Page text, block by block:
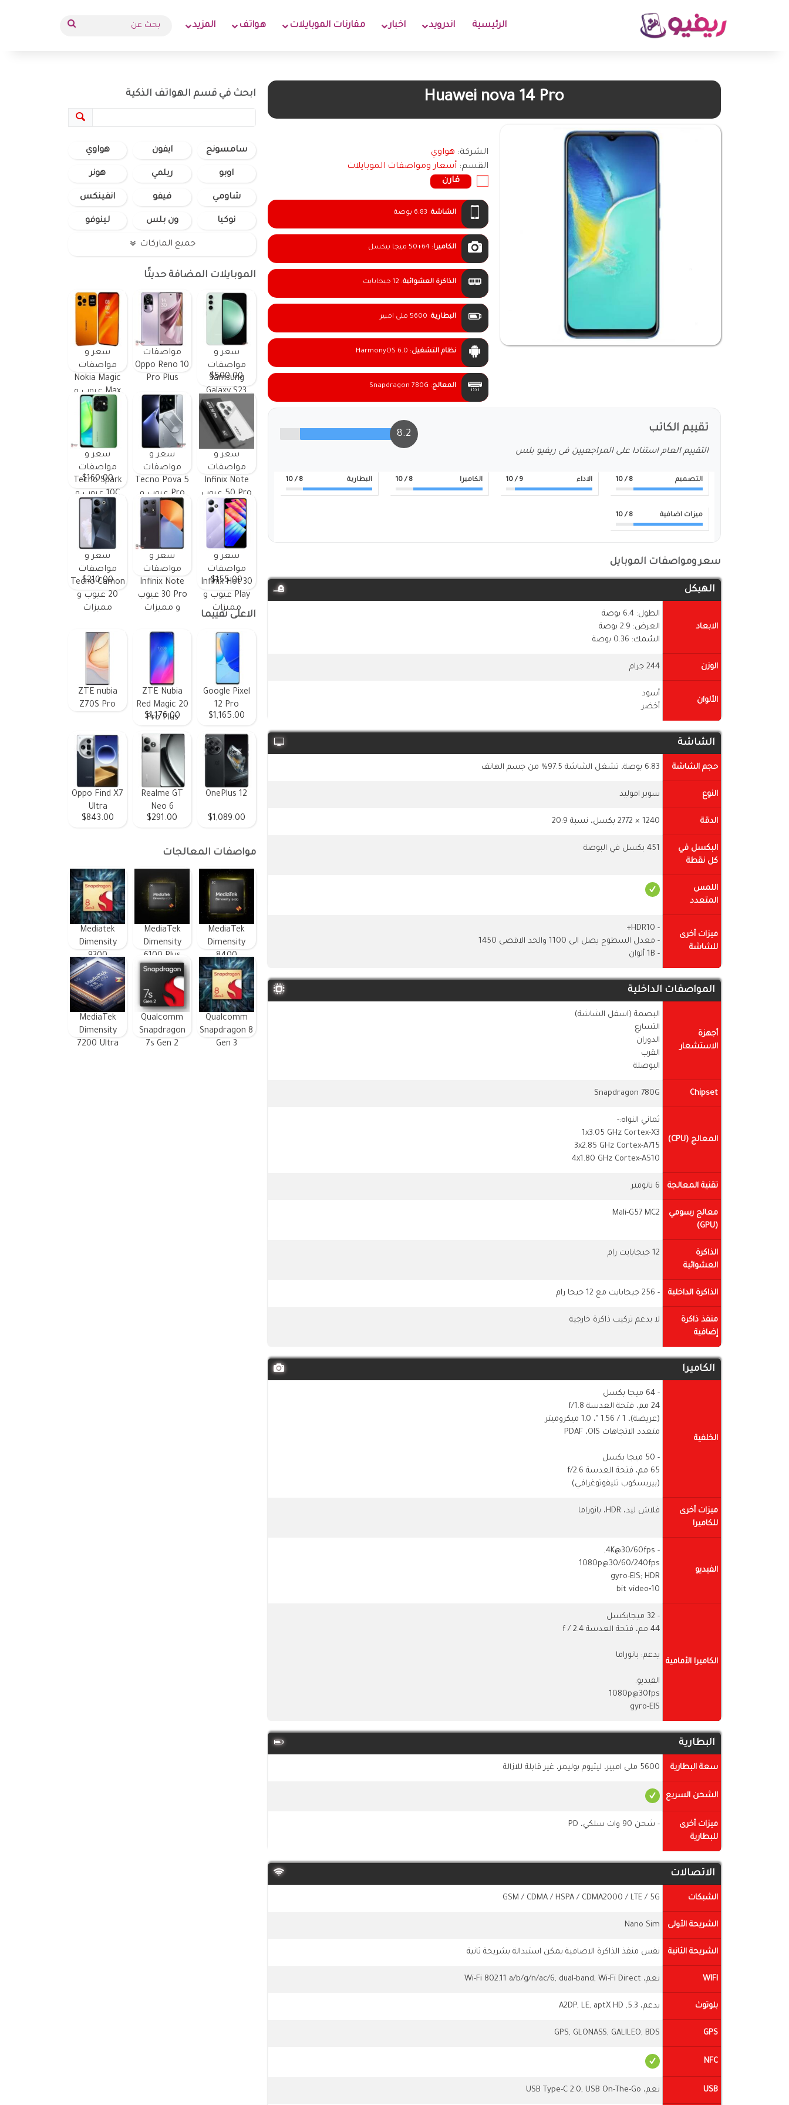
الرئيسية اندرويد اخبار مقارنات الموبايلات هواتف المزيد بحث
Huawei nova 14 Pro
الشركة: هواوي
القسم: أسعار ومواصفات الموبايلات
قارن
الشاشة: 6.83 بوصة
الكاميرا:50+64 ميجا بيكسل
الذاكرة العشوائية: 12 جيجابايت
البطارية: 5600 ملى امبير
نظام التشغيل:
HarmonyOS 6.0
المعالج:
Snapdragon 780G
تقييم الكاتب
التقييم العام استنادا على المراجعيين فى ريفيو بلس
8.2
التصميم 8
/ 10 الاداء 9
/ 10 الكاميرا 8
/ 10 البطارية 8
/ 10
ميزات اضافية 8
/ 10
سعر ومواصفات الموبايل
الهيكل
الابعاد
الطول: 6.4 بوصة
العرض: 2.9 بوصة
السُمك: 0.36 بوصة
الوزن 244 جرام
الألوان
أسود
أخضر
الشاشة
حجم الشاشة 6.83 بوصة، تشغل الشاشة 97.5% من جسم الهاتف
النوع سوبر اموليد
الدقة 1240 × 2772 بكسل، نسبة 20:9
البكسل في
كل نقطة
451 بكسل في البوصة
اللمس
المتعدد
ميزات أخرى
للشاشة
- HDR10+
- معدل السطوح يصل الى 1100 والحد الاقصى 1450
- 1B ألوان
المواصفات الداخلية
أجهزة
الاستشعار
البصمة (اسفل الشاشة)
التسارع
الدوران
القرب
البوصلة
Chipset
Snapdragon 780G
المعالج (CPU)
ثماني النواه:-
1x3.05 GHz Cortex-X3
3x2.85 GHz Cortex-A715
4x1.80 GHz Cortex-A510
تقنية المعالجة 6 نانومتر
معالج رسومي
(GPU)
Mali-G57 MC2
الذاكرة
العشوائية
12 جيجابايت رام
الذاكرة الداخلية - 256 جيجابايت مع 12 جيجا رام
منفذ ذاكرة
إضافية
لا يدعم تركيب ذاكرة خارجية
الكاميرا
الخلفية
- 64 ميجا بكسل
24 مم، فتحة العدسة f/1.8
(عريضة)، 1 / ​​1.56 "، 1.0 ميكروميتر
متعدد الاتجاهات PDAF ،OIS
- 50 ميجا بكسل
65 مم، فتحة العدسة f/2.6
(بيريسكوب تليفوتوغرافي)
ميزات أخرى
للكاميرا
فلاش ليد، HDR، بانوراما
الفيديو
- 4K@30/60fps,
1080p@30/60/240fps
gyro-EIS; HDR
10‑bit video
الكاميرا الأمامية
- 32 ميجابكسل
44 مم، فتحة العدسة f / 2.4
يدعم: بانوراما
الفيديو:
1080p@30fps
gyro-EIS
البطارية
سعة البطارية 5600 ملى امبير، ليثيوم بوليمر، غير قابلة للازالة
الشحن السريع
ميزات أخرى
للبطارية
- شحن 90 وات سلكي، PD
الاتصالات
الشبكات GSM / CDMA / HSPA / CDMA2000 / LTE / 5G
الشريحة الأولى Nano Sim
الشريحة الثانية نفس منفذ الذاكرة الاضافية يمكن استبدالة بشريحة ثانية
WIFI نعم، Wi-Fi 802.11 a/b/g/n/ac/6, dual-band, Wi-Fi Direct
بلوتوث يدعم، 5.3, A2DP, LE, aptX HD
GPS
GPS, GLONASS, GALILEO, BDS
NFC
USB نعم، USB Type-C 2.0, USB On-The-Go
ابحث في قسم الهواتف الذكية
سامسونج ايفون هواوي
اوبو ريلمي هونر
شاومي فيفو انفينكس
نوكيا ون بلس لينوفو
جميع الماركات
الموبايلات المضافة حديثًا
سعر و
مواصفات
Samsung
Galaxy S23
FE ومميزات
وعيوب
$500.00
مواصفات
Oppo Reno 10
Pro Plus
سعر و
مواصفات
Nokia Magic
Max عيوب و
مميزات
سعر و
مواصفات
Infinix Note
50 Pro عيوب
و مميزات
سعر و
مواصفات
Tecno Pova 5
Pro عيوب و
مميزات
سعر و
مواصفات
Tecno Spark
10C عيوب و
مميزات
$160.00
سعر و
مواصفات
Infinix Hot 30
Play عيوب و
مميزات
$155.00
سعر و
مواصفات
Infinix Note
30 Pro عيوب
و مميزات
سعر و
مواصفات
Tecno Camon
20 عيوب و
مميزات
$210.00
الاعلى تقييما
Google Pixel
12 Pro
$1,165.00
ZTE Nubia
Red Magic 20
Pro Plus
$1,176.00
ZTE nubia
Z70S Pro
OnePlus 12
$1,089.00
Realme GT
Neo 6
$291.00
Oppo Find X7
Ultra
$843.00
مواصفات المعالجات
MediaTek
Dimensity
8400
MediaTek
Dimensity
6100 Plus
Mediatek
Dimensity
9300
Qualcomm
Snapdragon 8
Gen 3
Qualcomm
Snapdragon
7s Gen 2
MediaTek
Dimensity
7200 Ultra